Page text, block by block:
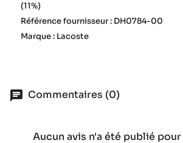
(11%)
Référence fournisseur : DH0784-00
Marque : Lacoste
Commentaires (0)
Aucun avis n'a été publié